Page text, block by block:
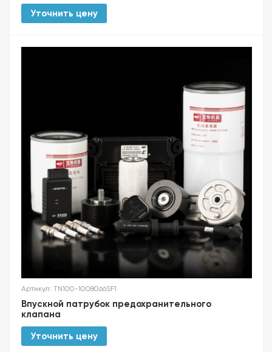
Уточнить цену
Артикул: TN100-1008066SF1
Впускной патрубок предохранительного
клапана
Уточнить цену